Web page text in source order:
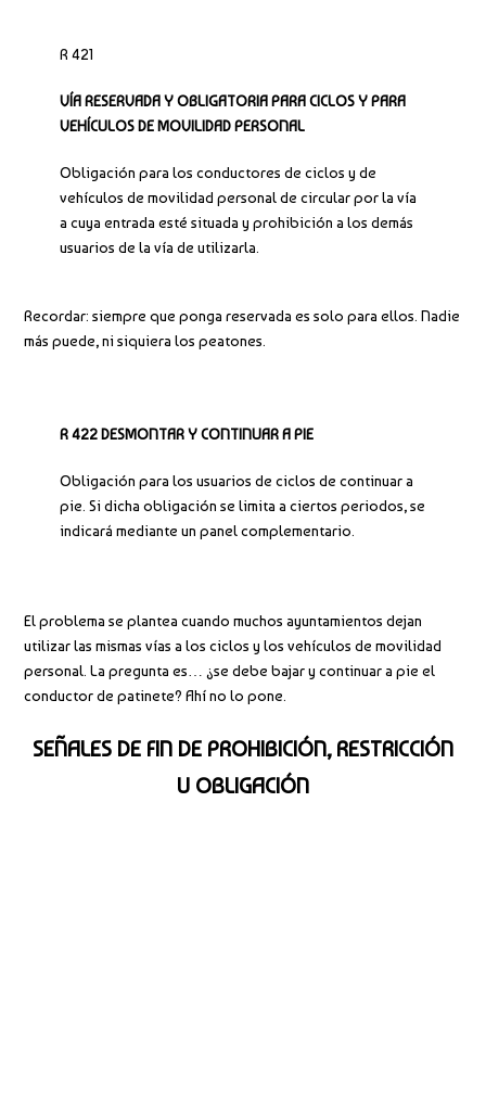
R 421
VÍA RESERVADA Y OBLIGATORIA PARA CICLOS Y PARA
VEHÍCULOS DE MOVILIDAD PERSONAL
Obligación para los conductores de ciclos y de
vehículos de movilidad personal de circular por la vía
a cuya entrada esté situada y prohibición a los demás
usuarios de la vía de utilizarla.
Recordar: siempre que ponga reservada es solo para ellos. Nadie
más puede, ni siquiera los peatones.
R 422 DESMONTAR Y CONTINUAR A PIE
Obligación para los usuarios de ciclos de continuar a
pie. Si dicha obligación se limita a ciertos periodos, se
indicará mediante un panel complementario.
El problema se plantea cuando muchos ayuntamientos dejan
utilizar las mismas vías a los ciclos y los vehículos de movilidad
personal. La pregunta es… ¿se debe bajar y continuar a pie el
conductor de patinete? Ahí no lo pone.
SEÑALES DE FIN DE PROHIBICIÓN, RESTRICCIÓN
U OBLIGACIÓN